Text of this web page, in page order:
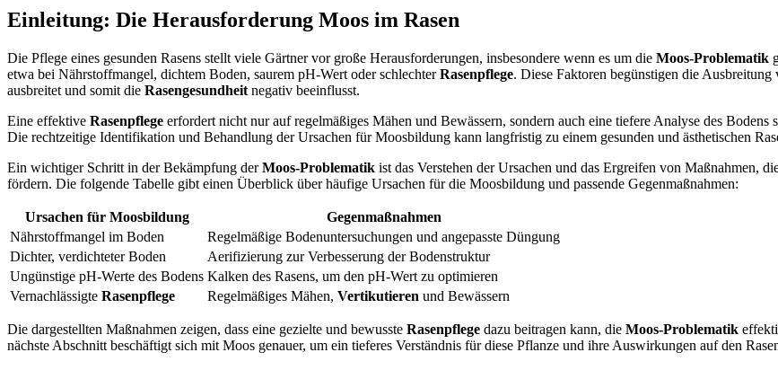
Einleitung: Die Herausforderung Moos im Rasen
Die Pflege eines gesunden Rasens stellt viele Gärtner vor große Herausforderungen, insbesondere wenn es um die Moos-Problematik
etwa bei Nährstoffmangel, dichtem Boden, saurem pH-Wert oder schlechterRasenpflege. Diese Faktoren begünstigen die
ausbreitet und somit die Rasengesundheit negativ beeinflusst.
Eine effektive Rasenpflege erfordert nicht nur auf regelmäßiges Mähen und Bewässern, sondern auch eine tiefere Analyse des
Die rechtzeitige Identifikation und Behandlung der Ursachen für Moosbildung kann langfristig zu einem gesunden und ästhetischen
Ein wichtiger Schritt in der Bekämpfung derMoos-Problematik ist das Verstehen der Ursachen und das Ergreifen von Maßnahmen,
fördern. Die folgende Tabelle gibt einen Überblick über häufige Ursachen für die Moosbildung und passende Gegenmaßnahmen:
Ursachen für Moosbildung
Gegenmaßnahmen
Nährstoffmangel im Boden
Regelmäßige Bodenuntersuchungen und angepasste Düngung
Dichter, verdichteter Boden
Aerifizierung zur Verbesserung der Bodenstruktur
Ungünstige pH-Werte des Bodens Kalken des Rasens, um den pH-Wert zu optimieren
Vernachlässigte Rasenpflege Regelmäßiges Mähen, Vertikutieren und Bewässern
Die dargestellten Maßnahmen zeigen, dass eine gezielte und bewusste Rasenpflege dazu beitragen kann, die Moos-Problematik
nächste Abschnitt beschäftigt sich mit Moos genauer, um ein tieferes Verständnis für diese Pflanze und ihre Auswirkungen auf den